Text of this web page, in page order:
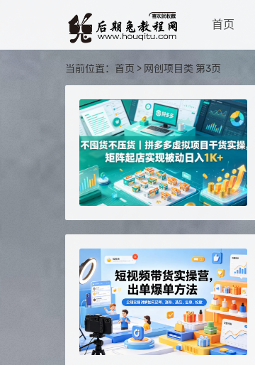
首页
当前位置： 首页 > 网创项目类 第3页